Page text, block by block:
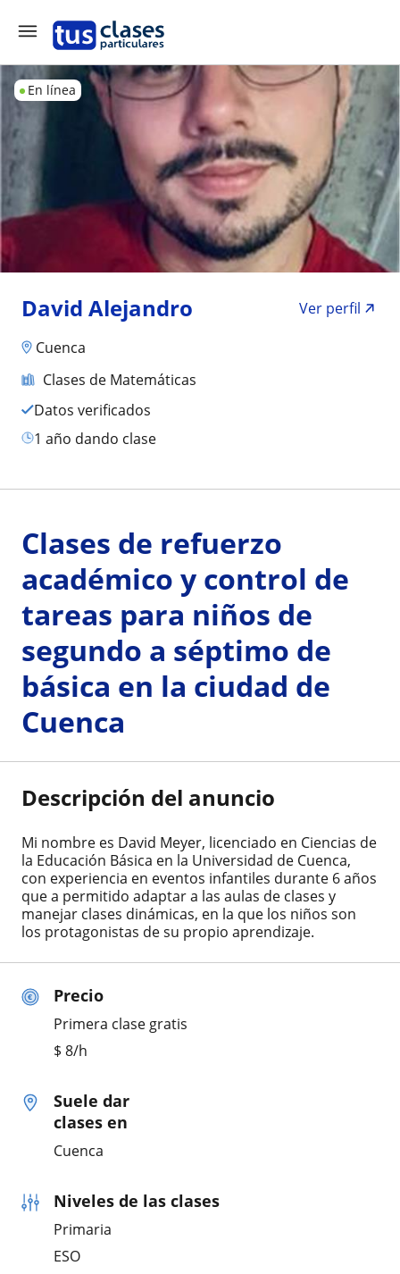
En línea
David Alejandro
Ver perfil
Cuenca
Clases de Matemáticas
Datos verificados
1 año dando clase
Precio
Primera clase gratis
$ 8/h
Suele dar
clases en
Cuenca
Niveles de las clases
Primaria
ESO
Clases de refuerzo
académico y control de
tareas para niños de
segundo a séptimo de
básica en la ciudad de
Cuenca
Descripción del anuncio
Mi nombre es David Meyer, licenciado en Ciencias de
la Educación Básica en la Universidad de Cuenca,
con experiencia en eventos infantiles durante 6 años
que a permitido adaptar a las aulas de clases y
manejar clases dinámicas, en la que los niños son
los protagonistas de su propio aprendizaje.